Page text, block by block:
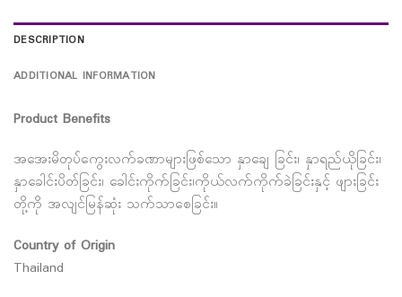
DESCRIPTION
ADDITIONAL INFORMATION
Product Benefits
အအေးမိတုပ်ကွေးလက်ခဏာများဖြစ်သော နှာချေ ခြင်း၊ နှာရည်ယိုခြင်း၊
နှာခေါင်းပိတ်ခြင်း၊ ခေါင်းကိုက်ခြင်း၊ကိုယ်လက်ကိုက်ခဲခြင်းနှင့် ဖျားခြင်း
တို့ကို အလျင်မြန်ဆုံး သက်သာစေခြင်း။
Country of Origin
Thailand